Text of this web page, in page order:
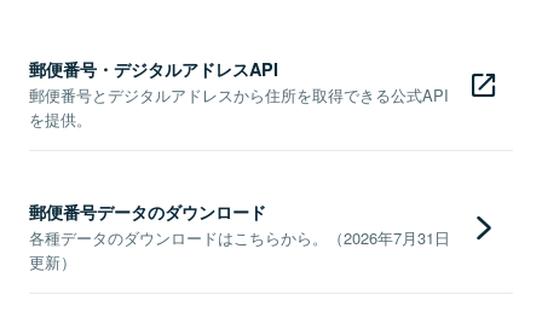
郵便番号・デジタルアドレスAPI
郵便番号とデジタルアドレスから住所を取得できる公式API
を提供。
郵便番号データのダウンロード
各種データのダウンロードはこちらから。（2026年7月31日
更新）